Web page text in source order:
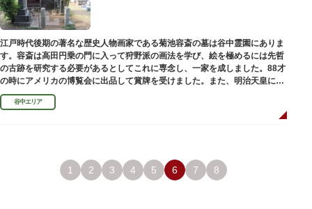
江戸時代後期の著名な歴史人物画家である菊池容斎の墓は谷中霊園にありま
す。容斎は高田円乗の門に入って狩野派の画法を学び、絵を極めるには先哲
の古跡を研究する必要があるとしてこれに専念し、一家を成しました。88才
の時にアメリカの博覧会に出品して賞牌を受けました。また、明治天皇に
「日本画史」の称を賜りました。
谷中エリア
1 2 3 4 5 6 7 8